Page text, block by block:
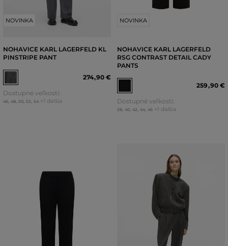
NOVINKA
NOHAVICE KARL LAGERFELD KL
PINSTRIPE PANT
274,90 €
Dostupné veľkosti:
46, 48, 50, 52 54 +1 ďalšia
NOVINKA
NOHAVICE KARL LAGERFELD
RSG CONTRAST DETAIL CADY
PANTS
259,90 €
Dostupné veľkosti:
38, 40, 42 44, 46 +1 ďalšia